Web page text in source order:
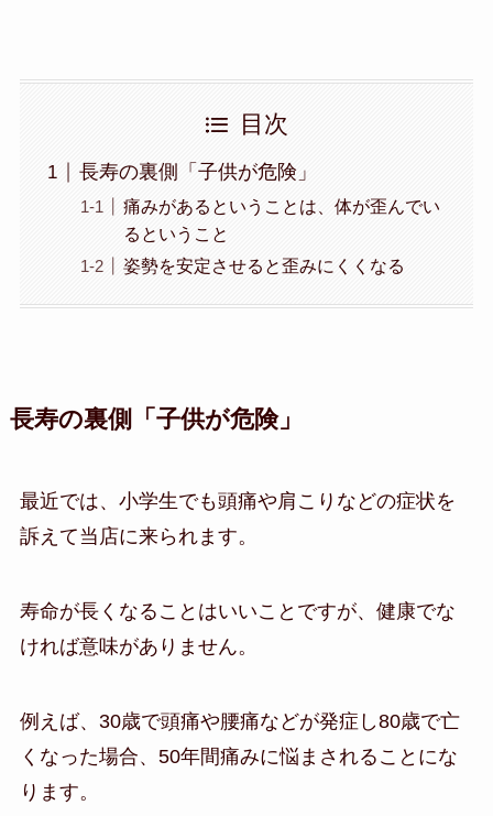
目次
長寿の裏側「子供が危険」
痛みがあるということは、体が歪んでい
るということ
姿勢を安定させると歪みにくくなる
長寿の裏側「子供が危険」
最近では、小学生でも頭痛や肩こりなどの症状を
訴えて当店に来られます。
寿命が長くなることはいいことですが、健康でな
ければ意味がありません。
例えば、30歳で頭痛や腰痛などが発症し80歳で亡
くなった場合、50年間痛みに悩まされることにな
ります。